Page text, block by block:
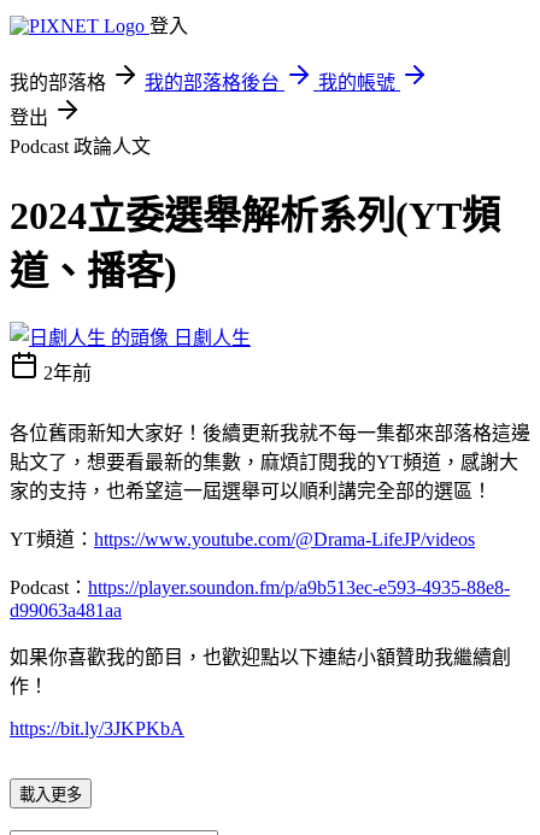
登入
我的部落格 我的部落格後台
我的帳號
登出
Podcast 政論人文
2024立委選舉解析系列(YT頻
道、播客)
日劇人生
2年前
各位舊雨新知大家好！後續更新我就不每一集都來部落格這邊
貼文了，想要看最新的集數，麻煩訂閱我的YT頻道，感謝大
家的支持，也希望這一屆選舉可以順利講完全部的選區！
YT頻道： https://www.youtube.com/@Drama-LifeJP/videos
Podcast： https://player.soundon.fm/p/a9b513ec-e593-4935-88e8-
d99063a481aa
如果你喜歡我的節目，也歡迎點以下連結小額贊助我繼續創
作！
https://bit.ly/3JKPKbA
載入更多